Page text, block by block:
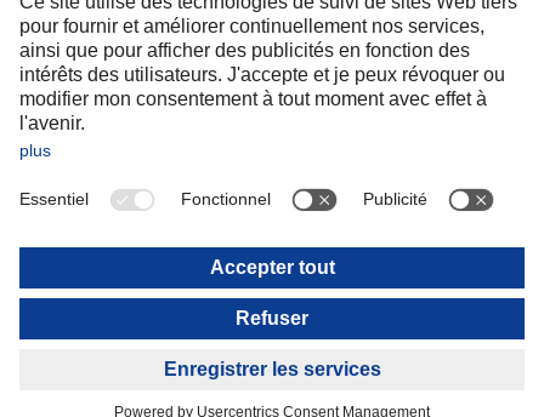
Spain
Sweden
Switzerland(DE FR)
Turkey
OCEANIA